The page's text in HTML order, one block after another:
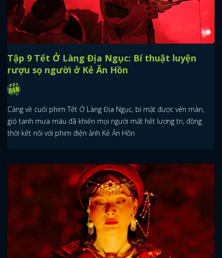
Tập 9 Tết Ở Làng Địa Ngục: Bí thuật luyện
rượu sọ người ở Kẻ Ăn Hồn
Càng về cuối phim Tết Ở Làng Địa Ngục, bí mật được vén màn,
gió tanh mưa máu đã khiến mọi người mất hết lương tri, đồng
thời kết nối với phim điện ảnh Kẻ Ăn Hồn